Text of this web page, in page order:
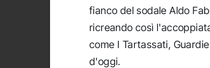
fianco del sodale Aldo
ricreando così
come I Tartassati,
d'oggi.